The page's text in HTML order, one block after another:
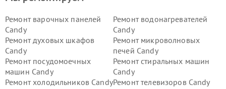
Ремонт варочных панелей
Candy
Ремонт водонагревателей
Candy
Ремонт духовых шкафов
Candy
Ремонт микроволновых
печей Candy
Ремонт посудомоечных
машин Candy
Ремонт стиральных машин
Candy
Ремонт холодильников CandyРемонт телевизоров Candy